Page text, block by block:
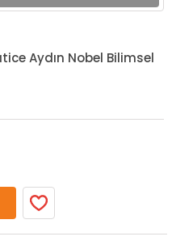
Aydın Nobel Bilimsel